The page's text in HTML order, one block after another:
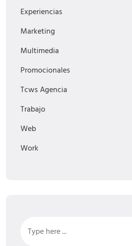
Experiencias
Marketing
Multimedia
Promocionales
Tcws Agencia
Trabajo
Web
Work